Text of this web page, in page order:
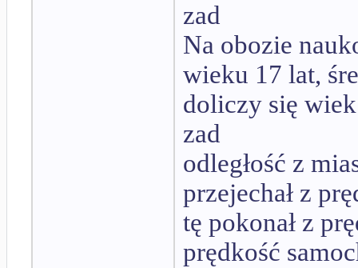
zad
Na obozie
wieku 17 lat,
doliczy się
zad
odległość z
przejechał z
tę pokonał z
prędkość